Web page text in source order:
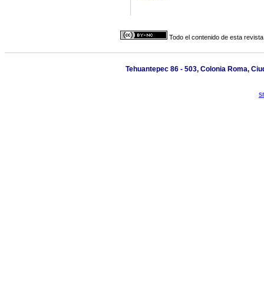
Todo el contenido de esta
Tehuantepec 86 - 503, Colonia Roma,